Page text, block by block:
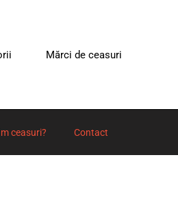
Mărci de ceasuri
ceasuri? Contact